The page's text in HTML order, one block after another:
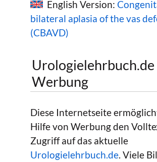
English Version:
bilateral aplasia of the vas
(CBAVD)
Urologielehrbuch.de
Werbung
Diese Internetseite
Hilfe von Werbung den
Zugriff auf das aktuelle
Urologielehrbuch.de . Viele